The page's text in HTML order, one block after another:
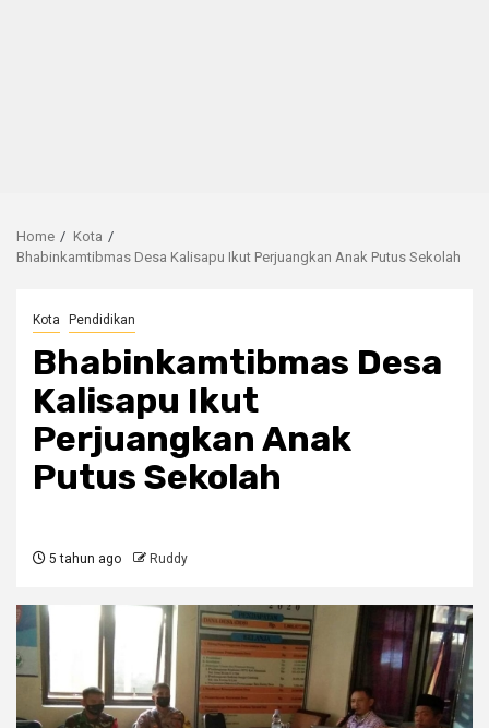
Home
Kota
Bhabinkamtibmas Desa Kalisapu Ikut Perjuangkan Anak Putus Sekolah
Kota Pendidikan
Bhabinkamtibmas Desa
Kalisapu Ikut
Perjuangkan Anak
Putus Sekolah
5 tahun ago Ruddy